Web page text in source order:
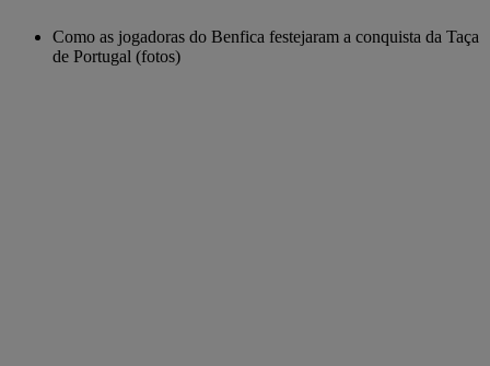
Como as jogadoras do Benfica festejaram a conquista da Taça
de Portugal (fotos)